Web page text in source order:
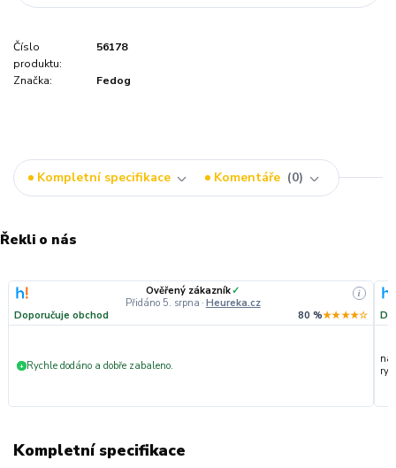
Číslo
produktu:
56178
Značka: Fedog
Kompletní specifikace Komentáře 0
Řekli o nás
Ověřený zákazník✓
Přidáno 5. srpna · Heureka.cz
i
Doporučuje obchod 80 %★★★★☆
+ Rychle dodáno a dobře zabaleno.
Kompletní specifikace